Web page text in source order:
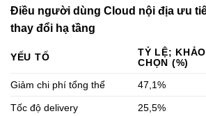
Điều người dùng Cloud nội địa ưu
thay đổi hạ tầng
YẾU TỐ
TỶ LỆ;
CHỌN (%)
Giảm chi phí tổng thể
47,1%
Tốc độ delivery 25,5%